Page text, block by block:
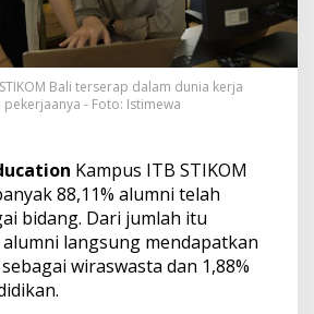
S
T
I
K
B
l
i
T
e
r
s
Bali terserap dalam dunia kerja
- Foto: Istimewa
Kampus ITB STIKOM
88,11% alumni telah
bidang. Dari jumlah itu
alumni langsung mendapatkan
wiraswasta dan 1,88%